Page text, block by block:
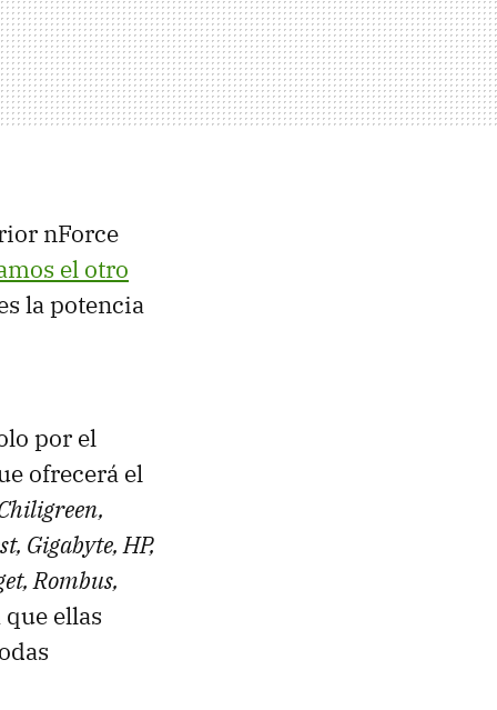
nForce
el otro
la potencia
por el
ofrecerá el
Gigabyte, HP,
Rombus,
ellas